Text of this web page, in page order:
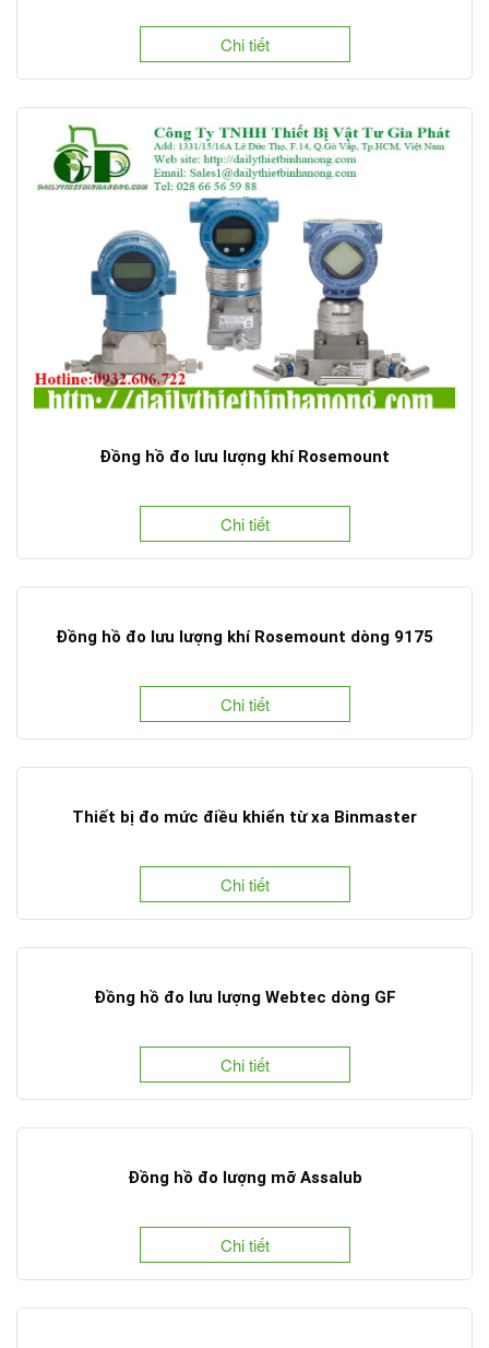
Chi tiết
Đồng hồ đo lưu lượng khí Rosemount
Chi tiết
Đồng hồ đo lưu lượng khí Rosemount dòng 9175
Chi tiết
Thiết bị đo mức điều khiển từ xa Binmaster
Chi tiết
Đồng hồ đo lưu lượng Webtec dòng GF
Chi tiết
Đồng hồ đo lượng mỡ Assalub
Chi tiết